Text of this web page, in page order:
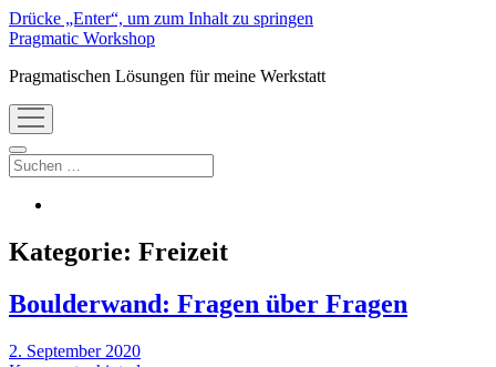
Drücke „Enter“, um zum Inhalt zu springen
Pragmatic Workshop
Pragmatischen Lösungen für meine Werkstatt
Menü
öffnen
Suchen
Kategorie: Freizeit
Boulderwand: Fragen über Fragen
2. September 2020